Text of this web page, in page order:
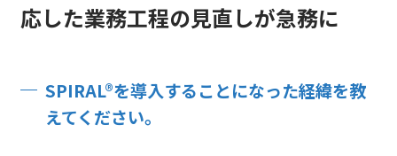
応した業務工程の見直しが急務に
SPIRAL®を導入することになった経緯を教
えてください。